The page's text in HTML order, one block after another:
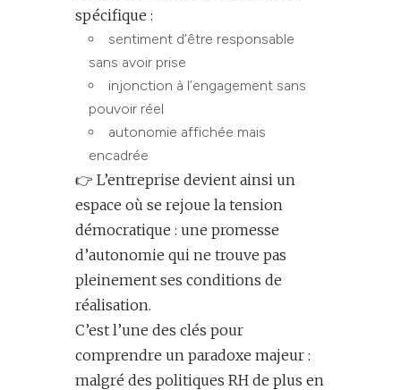
spécifique :
sentiment d’être responsable
sans avoir prise
injonction à l’engagement sans
pouvoir réel
autonomie affichée mais
encadrée
👉 L’entreprise devient ainsi un
espace où se rejoue la tension
démocratique : une promesse
d’autonomie qui ne trouve pas
pleinement ses conditions de
réalisation.
C’est l’une des clés pour
comprendre un paradoxe majeur :
malgré des politiques RH de plus en